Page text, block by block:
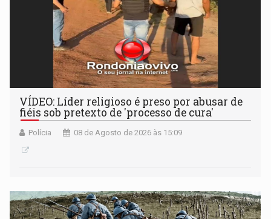
VÍDEO: Líder religioso é preso por abusar de
fiéis sob pretexto de 'processo de cura'
Polícia 08 de Agosto de 2026 às 15:09